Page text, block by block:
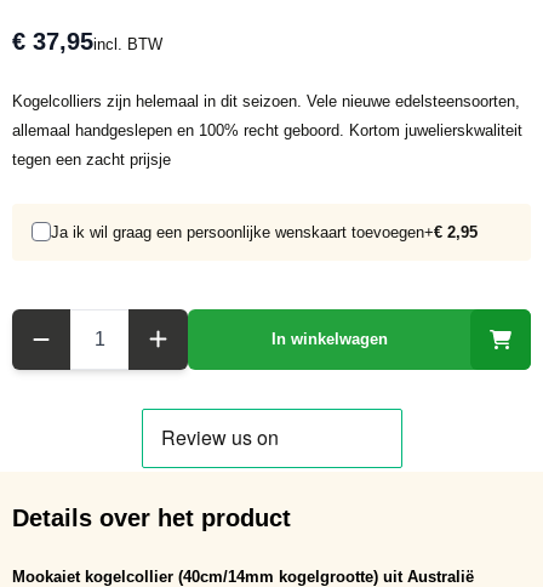
€ 37,95incl. BTW
Kogelcolliers zijn helemaal in dit seizoen. Vele nieuwe edelsteensoorten,
allemaal handgeslepen en 100% recht geboord. Kortom juwelierskwaliteit
tegen een zacht prijsje
Ja ik wil graag een persoonlijke wenskaart toevoegen+€ 2,95
In winkelwagen
Details over het product
Mookaiet kogelcollier (40cm/14mm kogelgrootte) uit Australië